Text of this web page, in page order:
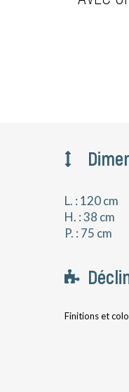
L. : 120 cm
H. : 38 cm
P. : 75 cm
Finitions et